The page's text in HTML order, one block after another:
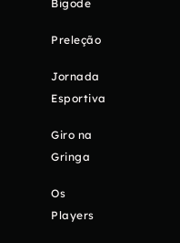
Bigode
Preleção
Jornada
Esportiva
Giro na
Gringa
Os
Players